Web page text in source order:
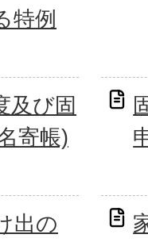
特例
及び固
寄帳)
出の